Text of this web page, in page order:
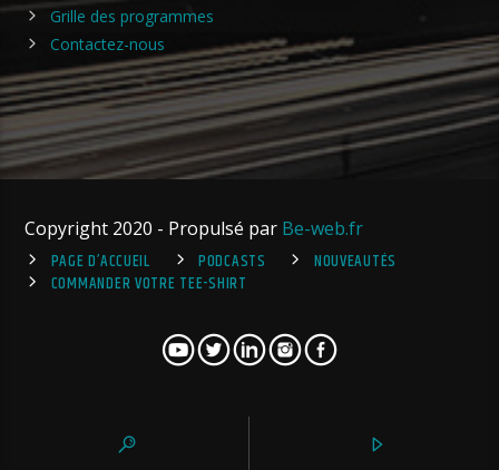
Grille des programmes
Contactez-nous
Copyright 2020 - Propulsé par Be-web.fr
PAGE D’ACCUEIL
PODCASTS
NOUVEAUTÉS
COMMANDER VOTRE TEE-SHIRT